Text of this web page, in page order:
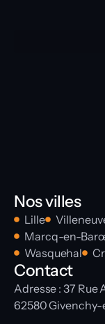
Nos villes
Lille
Marcq-en-
Wasquehal
Contact
Adresse : 37 Rue
62580